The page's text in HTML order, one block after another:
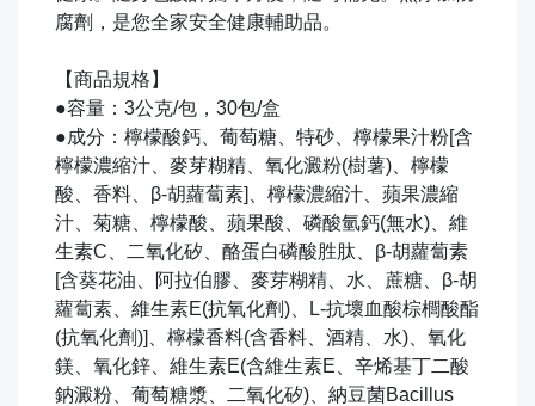
腐劑，是您全家安全健康輔助品。
【商品規格】
●容量：3公克/包，30包/盒
●成分：檸檬酸鈣、葡萄糖、特砂、檸檬果汁粉[含
檸檬濃縮汁、麥芽糊精、氧化澱粉(樹薯)、檸檬
酸、香料、β-胡蘿蔔素]、檸檬濃縮汁、蘋果濃縮
汁、菊糖、檸檬酸、蘋果酸、磷酸氫鈣(無水)、維
生素C、二氧化矽、酪蛋白磷酸胜肽、β-胡蘿蔔素
[含葵花油、阿拉伯膠、麥芽糊精、水、蔗糖、β-胡
蘿蔔素、維生素E(抗氧化劑)、L-抗壞血酸棕櫚酸酯
(抗氧化劑)]、檸檬香料(含香料、酒精、水)、氧化
鎂、氧化鋅、維生素E(含維生素E、辛烯基丁二酸
鈉澱粉、葡萄糖漿、二氧化矽)、納豆菌Bacillus